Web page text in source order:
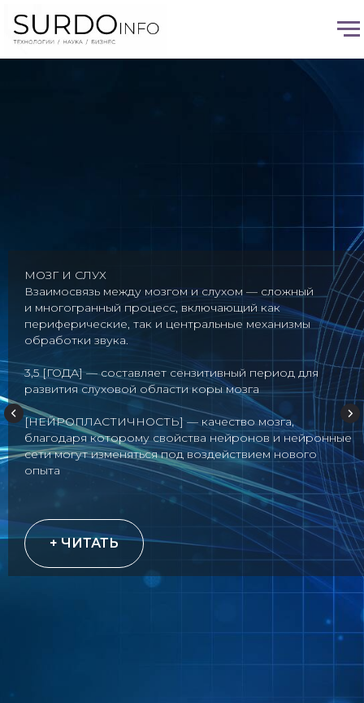
МОЗГ И СЛУХ
Взаимосвязь между мозгом и слухом — сложный
и многогранный процесс, включающий как
периферические, так и центральные механизмы
обработки звука.
3,5 [ГОДА]— составляет сензитивный период для
развития слуховой области коры мозга
[НЕЙРОПЛАСТИЧНОСТЬ] — качество мозга,
благодаря которому свойства нейронов и нейронные
сети могут изменяться под воздействием нового
опыта
+ ЧИТАТЬ